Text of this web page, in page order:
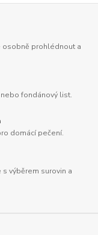
osobně prohlédnout a
fondánový list.
domácí pečení.
výběrem surovin a